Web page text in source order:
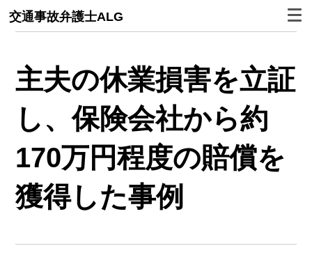
交通事故弁護士ALG
主夫の休業損害を立証
し、保険会社から約
170万円程度の賠償を
獲得した事例